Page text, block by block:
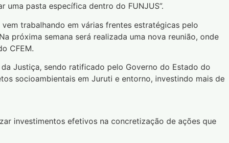
uma pasta específica dentro do FUNJUS”.
trabalhando em várias frentes estratégicas pelo
próxima semana será realizada uma nova reunião, onde
CFEM.
Justiça, sendo ratificado pelo Governo do Estado do
socioambientais em Juruti e entorno, investindo mais de
investimentos efetivos na concretização de ações que